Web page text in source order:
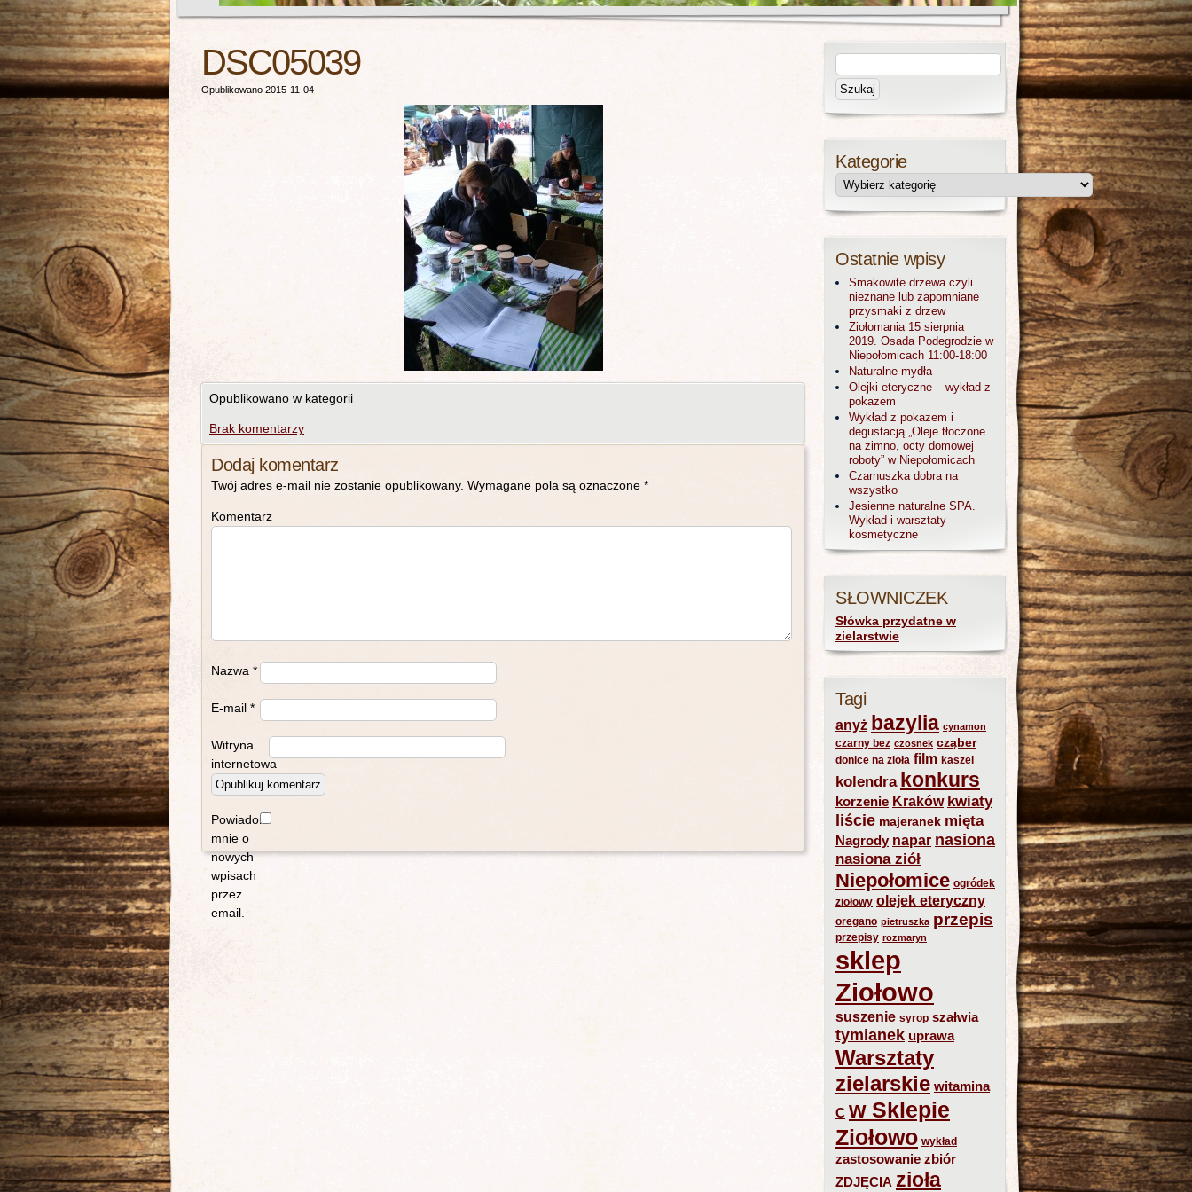
DSC05039
Opublikowano 2015-11-04
Opublikowano w kategorii
Brak komentarzy
Dodaj komentarz
Twój adres e-mail nie zostanie opublikowany. Wymagane pola są oznaczone *
Komentarz
Nazwa *
E-mail *
Witryna
internetowa
Powiadom
mnie o
nowych
wpisach
przez
email.
Kategorie
Ostatnie wpisy
Smakowite drzewa czyli
nieznane lub zapomniane
przysmaki z drzew
Ziołomania 15 sierpnia
2019. Osada Podegrodzie w
Niepołomicach 11:00-18:00
Naturalne mydła
Olejki eteryczne – wykład z
pokazem
Wykład z pokazem i
degustacją „Oleje tłoczone
na zimno, octy domowej
roboty” w Niepołomicach
Czarnuszka dobra na
wszystko
Jesienne naturalne SPA.
Wykład i warsztaty
kosmetyczne
SŁOWNICZEK
Słówka przydatne w
zielarstwie
Tagi
anyż bazylia cynamon
czarny bez czosnek cząber
donice na zioła film kaszel
kolendra konkurs
korzenie Kraków kwiaty
liście majeranek mięta
Nagrody napar nasiona
nasiona ziół
Niepołomice ogródek
ziołowy olejek eteryczny
oregano pietruszka przepis
przepisy rozmaryn
sklep
Ziołowo
suszenie syrop szałwia
tymianek uprawa
Warsztaty
zielarskie witamina
C w Sklepie
Ziołowo wykład
zastosowanie zbiór
ZDJĘCIA zioła